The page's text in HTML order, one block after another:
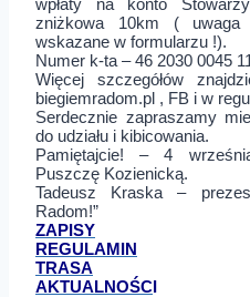
zniżkowa 10km (
wskazane w formularzu !).
Numer k-ta – 46 2030 0045
Więcej szczegółów
biegiemradom.pl , FB i w
Serdecznie zapraszamy
do udziału i kibicowania.
Pamiętajcie! – 4
Puszczę Kozienicką.
Tadeusz Kraska –
Radom!”
ZAPISY
REGULAMIN
TRASA
AKTUALNOŚCI